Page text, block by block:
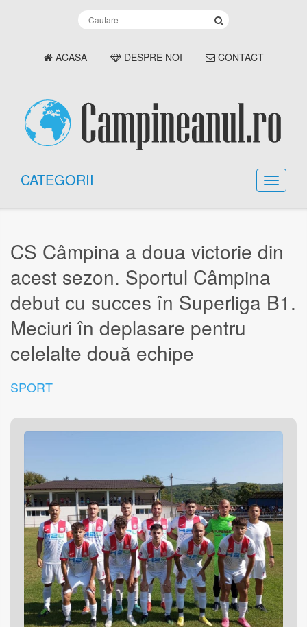
ACASA DESPRE NOI CONTACT
CATEGORII
CS Câmpina a doua victorie din
acest sezon. Sportul Câmpina
debut cu succes în Superliga B1.
Meciuri în deplasare pentru
celelalte două echipe
SPORT